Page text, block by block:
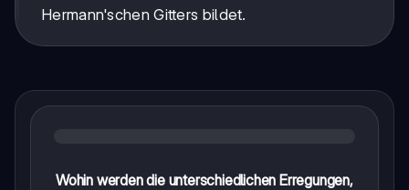
Hermann'schen Gitters bildet.
Wohin werden die unterschiedlichen Erregungen,